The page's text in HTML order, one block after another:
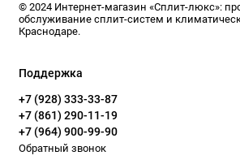
воздуха;
Режимы Sleep, Smart, Super,
© 2024 Интернет-магазин «Сплит-люкс»:
обслуживание сплит-систем и
Краснодаре.
Поддержка
+7 (928) 333-33-87
+7 (861) 290-11-19
+7 (964) 900-99-90
Обратный звонок